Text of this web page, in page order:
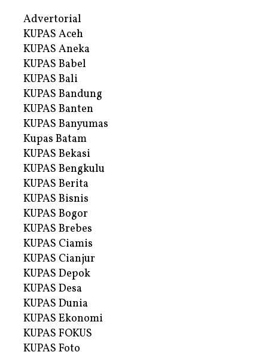
Advertorial
KUPAS Aceh
KUPAS Aneka
KUPAS Babel
KUPAS Bali
KUPAS Bandung
KUPAS Banten
KUPAS Banyumas
Kupas Batam
KUPAS Bekasi
KUPAS Bengkulu
KUPAS Berita
KUPAS Bisnis
KUPAS Bogor
KUPAS Brebes
KUPAS Ciamis
KUPAS Cianjur
KUPAS Depok
KUPAS Desa
KUPAS Dunia
KUPAS Ekonomi
KUPAS FOKUS
KUPAS Foto